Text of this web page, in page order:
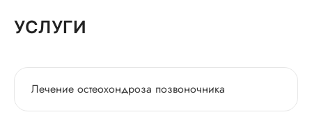
УСЛУГИ
Лечение остеохондроза позвоночника